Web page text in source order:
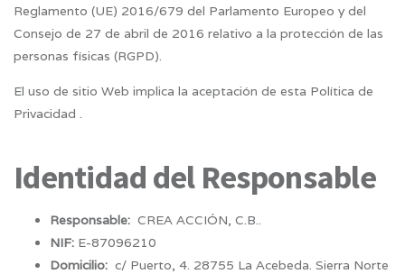
Reglamento (UE) 2016/679 del Parlamento Europeo y del
Consejo de 27 de abril de 2016 relativo a la protección de las
personas físicas (RGPD).
El uso de sitio Web implica la aceptación de esta Política de
Privacidad .
Identidad del Responsable
Responsable: CREA ACCIÓN, C.B..
NIF: E-87096210
Domicilio: c/ Puerto, 4. 28755 La Acebeda. Sierra Norte